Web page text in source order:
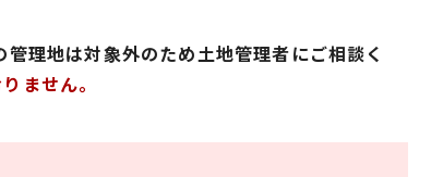
理地は対象外のため土地管理者にご相談く
ません。